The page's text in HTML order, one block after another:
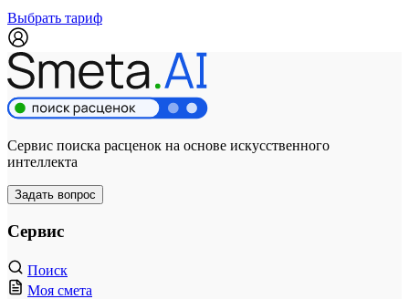
Выбрать тариф
Сервис поиска расценок на основе искусственного
интеллекта
Задать вопрос
Сервис
Поиск
Моя смета